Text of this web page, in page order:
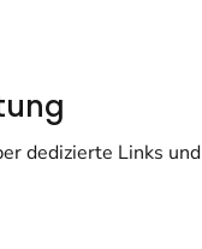
dedizierte Links und